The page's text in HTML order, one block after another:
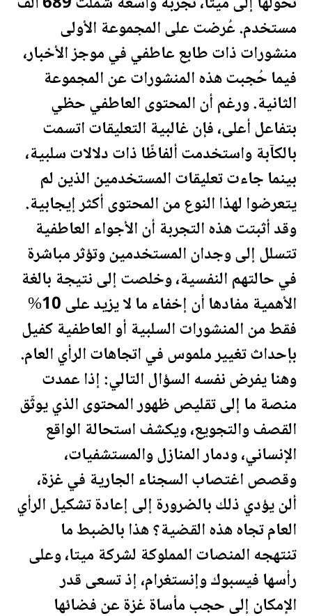
مستخدم. عُرضت على المجموعة الأولى
منشورات ذات طابع عاطفي في موجز الأخبار،
فيما حُجبت هذه المنشورات عن المجموعة
الثانية. ورغم أن المحتوى العاطفي حظي
بتفاعل أعلى، فإن غالبية التعليقات اتسمت
بالكآبة واستخدمت ألفاظًا ذات دلالات سلبية،
بينما جاءت تعليقات المستخدمين الذين لم
يتعرضوا لهذا النوع من المحتوى أكثر إيجابية.
وقد أثبتت هذه التجربة أن الأجواء العاطفية
تتسلل إلى وجدان المستخدمين وتؤثر مباشرة
في حالتهم النفسية، وخلصت إلى نتيجة بالغة
الأهمية مفادها أن إخفاء ما لا يزيد على 10%
فقط من المنشورات السلبية أو العاطفية كفيل
بإحداث تغيير ملموس في اتجاهات الرأي العام.
وهنا يفرض نفسه السؤال التالي: إذا عمدت
منصة ما إلى تقليص ظهور المحتوى الذي يوثّق
القصف والتجويع، ويكشف استحالة الواقع
الإنساني، ودمار المنازل والمستشفيات،
وقصص اغتصاب السجناء الجارية في غزة،
ألن يؤدي ذلك بالضرورة إلى إعادة تشكيل الرأي
العام تجاه هذه القضية؟ هذا بالضبط ما
تنتهجه المنصات المملوكة لشركة ميتا، وعلى
رأسها فيسبوك وإنستغرام، إذ تسعى قدر
الإمكان إلى حجب مأساة غزة عن فضائها